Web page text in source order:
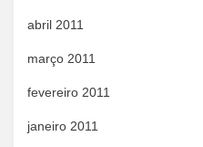
abril 2011
março 2011
fevereiro 2011
janeiro 2011